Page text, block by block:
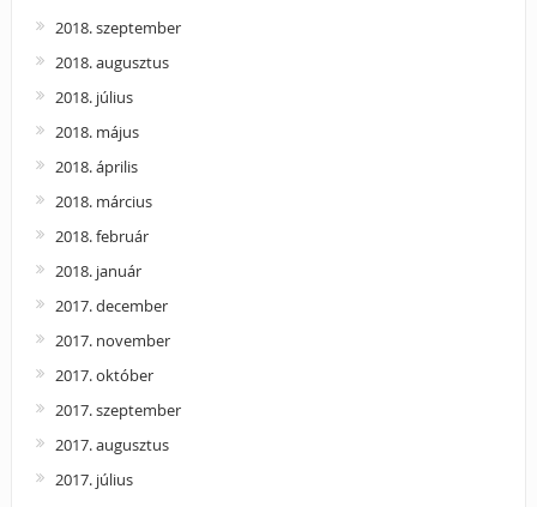
2018. szeptember
2018. augusztus
2018. július
2018. május
2018. április
2018. március
2018. február
2018. január
2017. december
2017. november
2017. október
2017. szeptember
2017. augusztus
2017. július